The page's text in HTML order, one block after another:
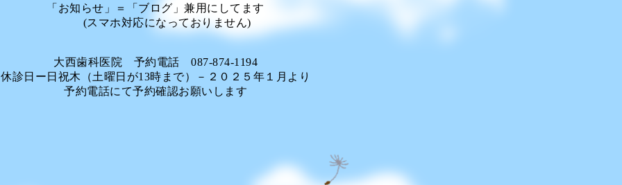
「お知らせ」＝「ブログ」兼用にしてます
(スマホ対応になっておりません)
大西歯科医院 予約電話 087-874-1194
休診日ー日祝木（土曜日が13時まで）－２０２５年１月より
予約電話にて予約確認お願いします